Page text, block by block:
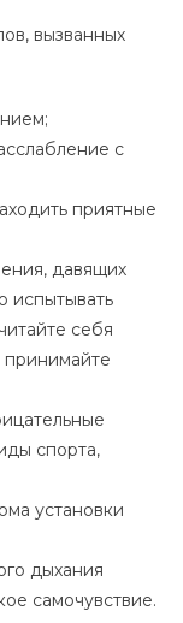
вызванных
с
приятные
давящих
испытывать
себя
спорта,
установки
дыхания
самочувствие.